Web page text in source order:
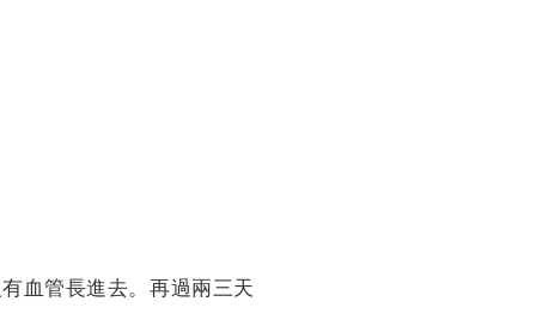
血管長進去。再過兩三天